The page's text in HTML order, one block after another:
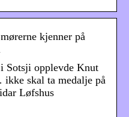
kjenner på
opplevde Knut
skal ta medalje på
Løfshus